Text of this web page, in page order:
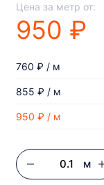
Цена за метр от:
950 ₽
950 ₽ / м
855 ₽ / м
760 ₽ / м
м